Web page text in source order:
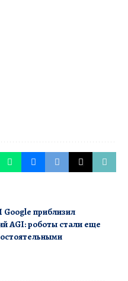
приблизил
AGI: роботы стали еще